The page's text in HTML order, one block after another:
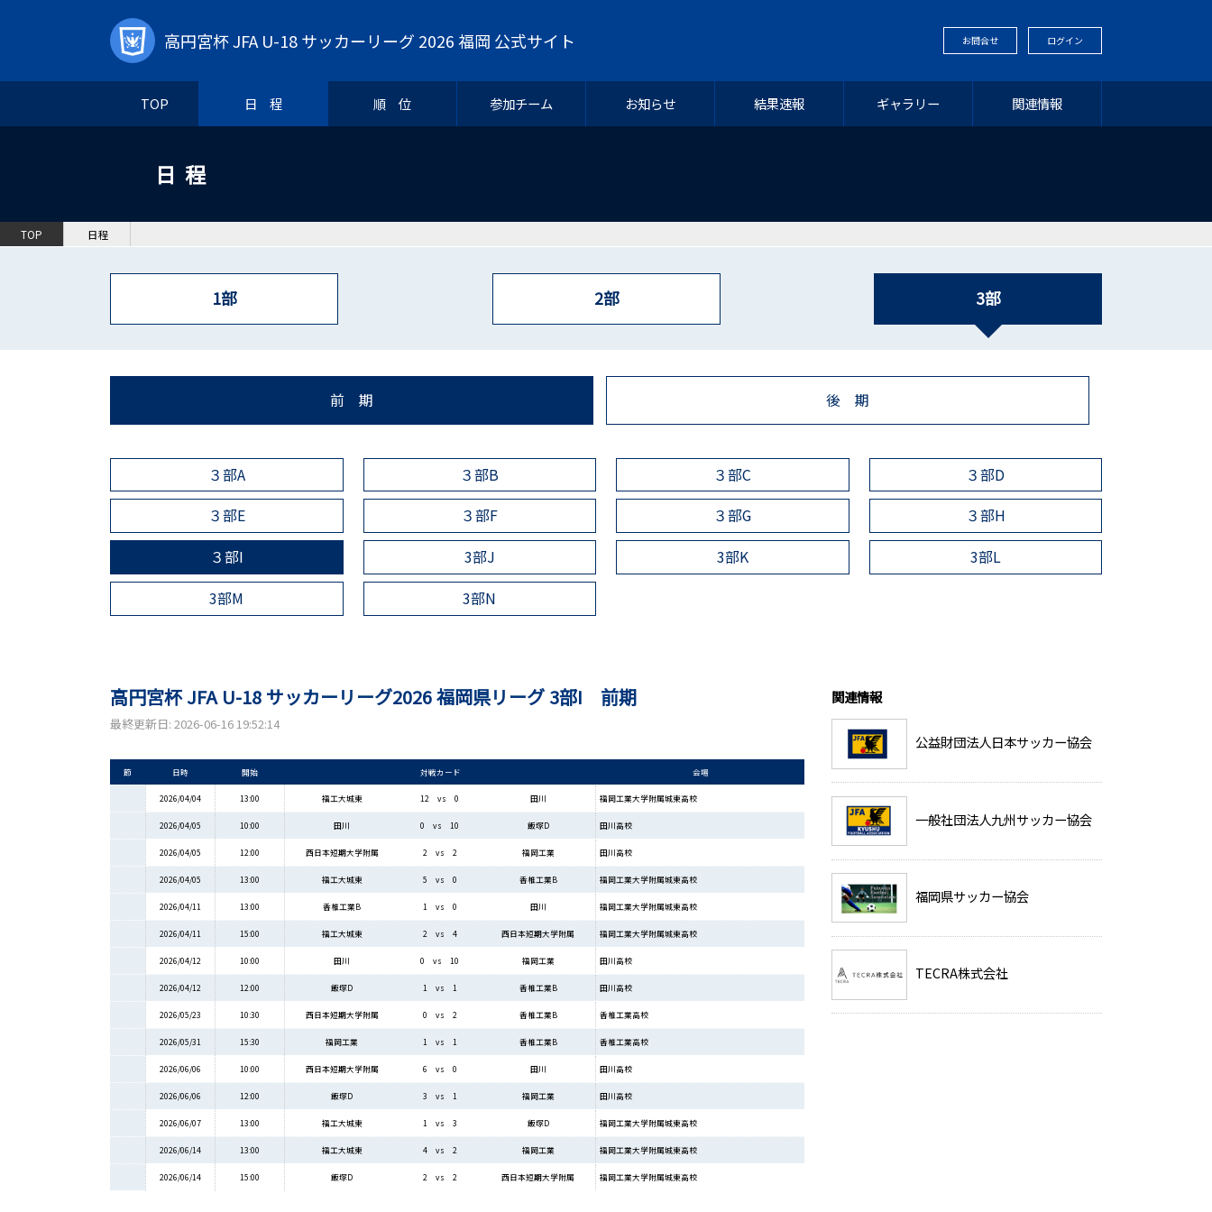
高円宮杯 JFA U-18 サッカーリーグ 2026 福岡 公式サイト お問合せ ログイン
TOP 日 程 順 位 参加チーム お知らせ 結果速報 ギャラリー 関連情報
日程
TOP 日程
1部 2部 3部
前 期 後 期
３部A ３部B ３部C
３部D
３部E
３部F ３部G
３部H
３部I
3部J 3部K
3部L
3部M
3部N
高円宮杯 JFA U-18 サッカーリーグ2026 福岡県リーグ 3部I 前期
最終更新日: 2026-06-16 19:52:14
節 日時 開始 対戦カード 会場
2026/04/04 13:00 福工大城東 12 vs 0 田川 福岡工業大学附属城東高校
2026/04/05 10:00 田川 0 vs 10 飯塚D 田川高校
2026/04/05 12:00 西日本短期大学附属 2 vs 2 福岡工業 田川高校
2026/04/05 13:00 福工大城東 5 vs 0 香椎工業B 福岡工業大学附属城東高校
2026/04/11 13:00 香椎工業B 1 vs 0 田川 福岡工業大学附属城東高校
2026/04/11 15:00 福工大城東 2 vs 4 西日本短期大学附属 福岡工業大学附属城東高校
2026/04/12 10:00 田川 0 vs 10 福岡工業 田川高校
2026/04/12 12:00 飯塚D 1 vs 1 香椎工業B 田川高校
2026/05/23 10:30 西日本短期大学附属 0 vs 2 香椎工業B 香椎工業高校
2026/05/31 15:30 福岡工業 1 vs 1 香椎工業B 香椎工業高校
2026/06/06 10:00 西日本短期大学附属 6 vs 0 田川 田川高校
2026/06/06 12:00 飯塚D 3 vs 1 福岡工業 田川高校
2026/06/07 13:00 福工大城東 1 vs 3 飯塚D 福岡工業大学附属城東高校
2026/06/14 13:00 福工大城東 4 vs 2 福岡工業 福岡工業大学附属城東高校
2026/06/14 15:00 飯塚D 2 vs 2 西日本短期大学附属 福岡工業大学附属城東高校
関連情報
公益財団法人日本サッカー協会
一般社団法人九州サッカー協会
福岡県サッカー協会
TECRA株式会社